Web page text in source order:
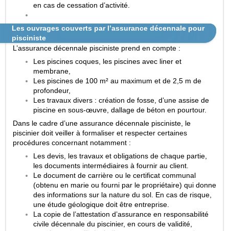
en cas de cessation d’activité.
Les ouvrages couverts par l’assurance décennale pour
pisciniste
L’assurance décennale pisciniste prend en compte :
Les piscines coques, les piscines avec liner et
membrane,
Les piscines de 100 m² au maximum et de 2,5 m de
profondeur,
Les travaux divers : création de fosse, d’une assise de
piscine en sous-œuvre, dallage de béton en pourtour.
Dans le cadre d’une assurance décennale pisciniste, le
piscinier doit veiller à formaliser et respecter certaines
procédures concernant notamment :
Les devis, les travaux et obligations de chaque partie,
les documents intermédiaires à fournir au client.
Le document de carrière ou le certificat communal
(obtenu en marie ou fourni par le propriétaire) qui donne
des informations sur la nature du sol. En cas de risque,
une étude géologique doit être entreprise.
La copie de l’attestation d’assurance en responsabilité
civile décennale du piscinier, en cours de validité,